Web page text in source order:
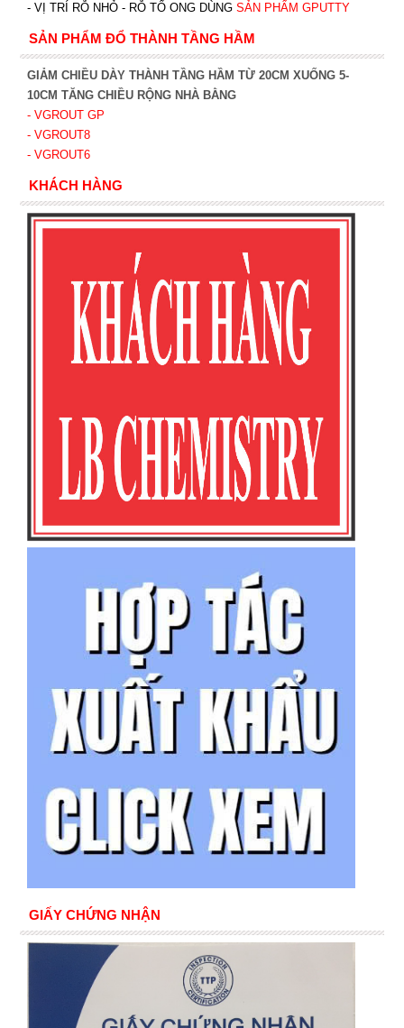
- VỊ TRÍ RỖ NHỎ - RỖ TỔ ONG DÙNG SẢN PHẨM GPUTTY
SẢN PHẨM ĐỔ THÀNH TẦNG HẦM
GIẢM CHIỀU DÀY THÀNH TẦNG HẦM TỪ 20CM XUỐNG 5-
10CM TĂNG CHIỀU RỘNG NHÀ BẰNG
- VGROUT GP
- VGROUT8
- VGROUT6
KHÁCH HÀNG
GIẤY CHỨNG NHẬN